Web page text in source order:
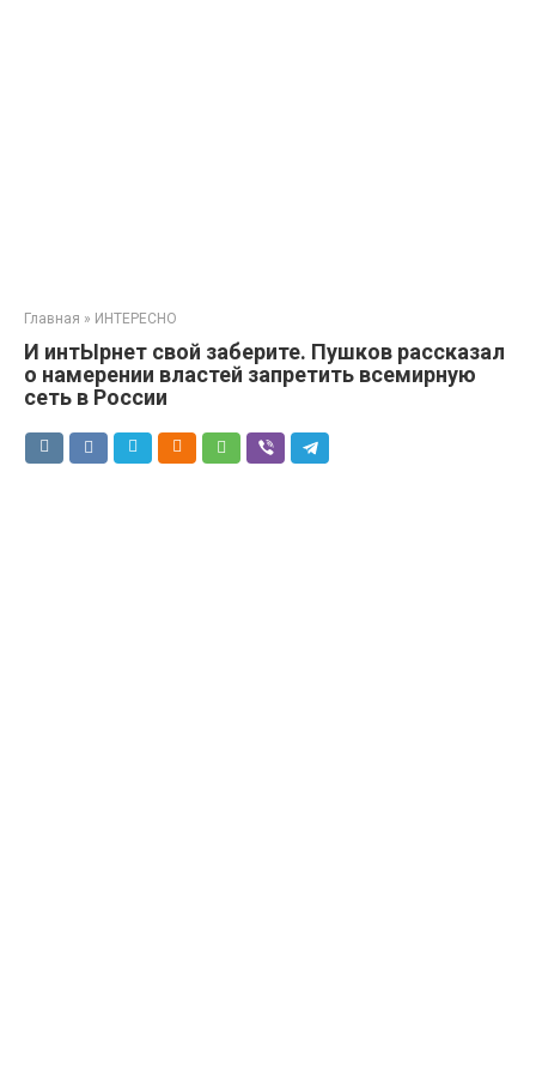
Главная » ИНТЕРЕСНО
И интЫрнет свой заберите. Пушков рассказал
о намерении властей запретить всемирную
сеть в России